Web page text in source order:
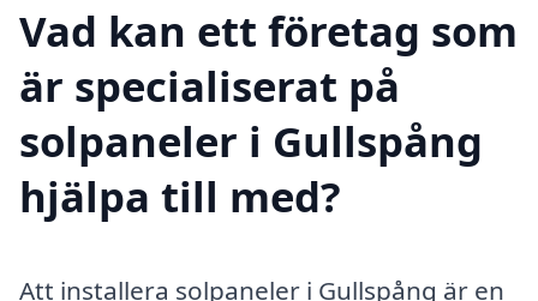
Vad kan ett företag som
är specialiserat på
solpaneler i Gullspång
hjälpa till med?
Att installera solpaneler i Gullspång är en